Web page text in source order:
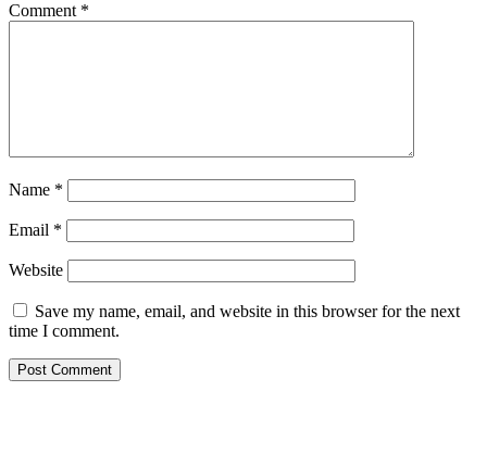
Comment *
Name *
Email *
Website
Save my name, email, and website in this browser for the next
time I comment.